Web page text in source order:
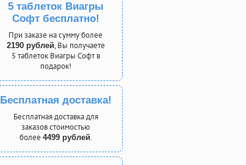
5 таблеток Виагры
Софт бесплатно!
При заказе на сумму более
2190 рублей, Вы получаете
5 таблеток Виагры Софт в
подарок!
Бесплатная доставка!
Бесплатная доставка для
заказов стоимостью
более 4499 рублей.